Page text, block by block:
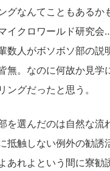
なんてこともあるか
イクロワールド研究
人がボソボソ部の説
無。なのに何故か見学
グだったと思う。
選んだのは自然な流
触しない例外の勧誘
れよという間に寮勧